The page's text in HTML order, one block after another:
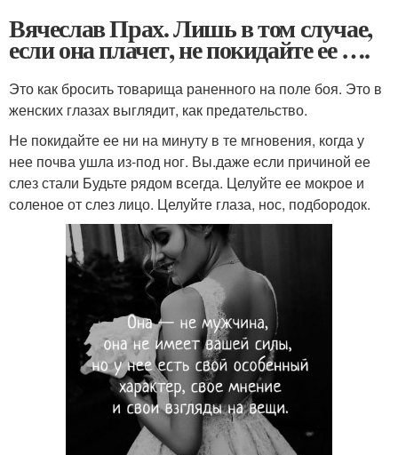
Вячеслав Прах. Лишь в том случае,
если она плачет, не покидайте ее ….
Это как бросить товарища раненного на поле боя. Это в
женских глазах выглядит, как предательство.
Не покидайте ее ни на минуту в те мгновения, когда у
нее почва ушла из-под ног. Вы.даже если причиной ее
слез стали Будьте рядом всегда. Целуйте ее мокрое и
соленое от слез лицо. Целуйте глаза, нос, подбородок.